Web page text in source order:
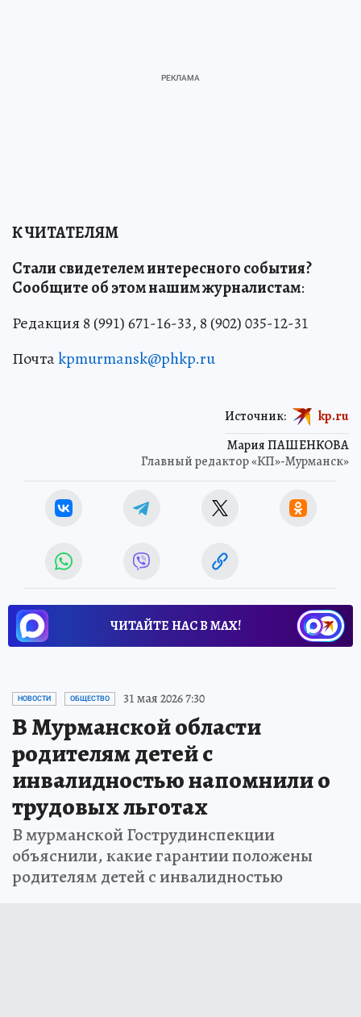
К ЧИТАТЕЛЯМ
Стали свидетелем интересного события?
Сообщите об этом нашим журналистам:
Редакция 8 (991) 671-16-33, 8 (902) 035-12-31
Почтаkpmurmansk@phkp.ru
Мария ПАШЕНКОВА
Главный редактор «КП»-Мурманск»
Источник: kp.ru
ЧИТАЙТЕ НАС В МАХ!
НОВОСТИ ОБЩЕСТВО 31 мая 2026 7:30
В Мурманской области
родителям детей с
инвалидностью напомнили о
трудовых льготах
В мурманской Гострудинспекции
объяснили, какие гарантии положены
родителям детей с инвалидностью